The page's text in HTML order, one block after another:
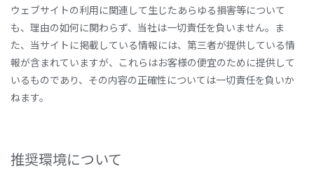
ウェブサイトの利用に関連して生じたあらゆる損害等について
も、理由の如何に関わらず、当社は一切責任を負いません。ま
た、当サイトに掲載している情報には、第三者が提供している情
報が含まれていますが、これらはお客様の便宜のために提供して
いるものであり、その内容の正確性については一切責任を負いか
ねます。
推奨環境について